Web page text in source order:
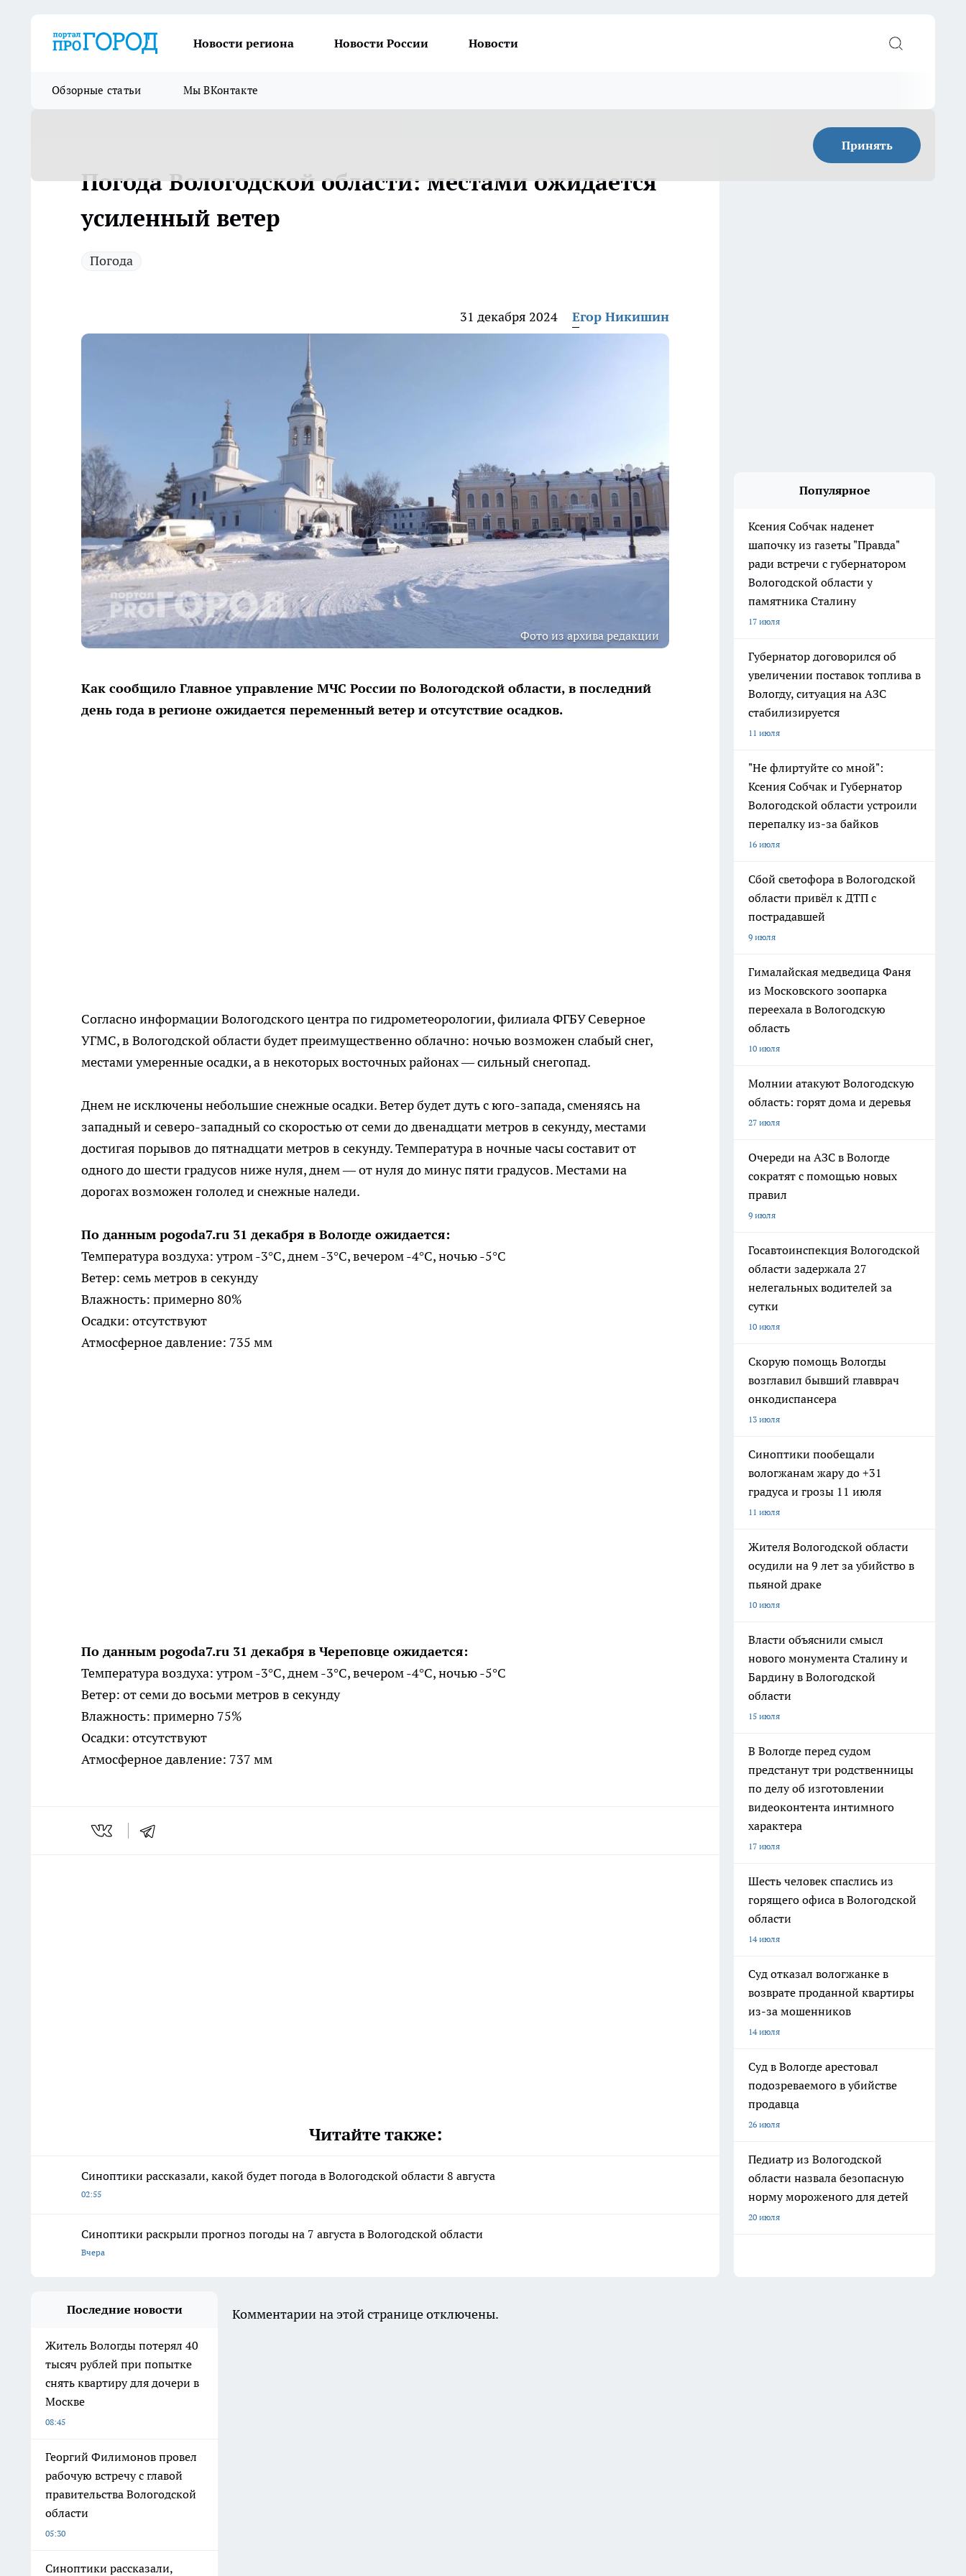
Новости региона Новости России Новости
Обзорные статьи Мы ВКонтакте
Принять
Погода Вологодской области: местами ожидается
усиленный ветер
Погода
31 декабря 2024 Егор Никишин
Фото из архива редакции
Как сообщило Главное управление МЧС России по Вологодской области, в последний
день года в регионе ожидается переменный ветер и отсутствие осадков.
Согласно информации Вологодского центра по гидрометеорологии, филиала ФГБУ Северное
УГМС, в Вологодской области будет преимущественно облачно: ночью возможен слабый снег,
местами умеренные осадки, а в некоторых восточных районах — сильный снегопад.
Днем не исключены небольшие снежные осадки. Ветер будет дуть с юго-запада, сменяясь на
западный и северо-западный со скоростью от семи до двенадцати метров в секунду, местами
достигая порывов до пятнадцати метров в секунду. Температура в ночные часы составит от
одного до шести градусов ниже нуля, днем — от нуля до минус пяти градусов. Местами на
дорогах возможен гололед и снежные наледи.
По данным pogoda7.ru 31 декабря в Вологде ожидается:
Температура воздуха: утром -3°C, днем -3°C, вечером -4°C, ночью -5°C
Ветер: семь метров в секунду
Влажность: примерно 80%
Осадки: отсутствуют
Атмосферное давление: 735 мм
По данным pogoda7.ru 31 декабря в Череповце ожидается:
Температура воздуха: утром -3°C, днем -3°C, вечером -4°C, ночью -5°C
Ветер: от семи до восьми метров в секунду
Влажность: примерно 75%
Осадки: отсутствуют
Атмосферное давление: 737 мм
Читайте также:
Синоптики рассказали, какой будет погода в Вологодской области 8 августа
02:55
Синоптики раскрыли прогноз погоды на 7 августа в Вологодской области
Вчера
Популярное
Ксения Собчак наденет
шапочку из газеты "Правда"
ради встречи с губернатором
Вологодской области у
памятника Сталину
17 июля
Губернатор договорился об
увеличении поставок топлива в
Вологду, ситуация на АЗС
стабилизируется
11 июля
"Не флиртуйте со мной":
Ксения Собчак и Губернатор
Вологодской области устроили
перепалку из-за байков
16 июля
Сбой светофора в Вологодской
области привёл к ДТП с
пострадавшей
9 июля
Гималайская медведица Фаня
из Московского зоопарка
переехала в Вологодскую
область
10 июля
Молнии атакуют Вологодскую
область: горят дома и деревья
27 июля
Очереди на АЗС в Вологде
сократят с помощью новых
правил
9 июля
Госавтоинспекция Вологодской
области задержала 27
нелегальных водителей за
сутки
10 июля
Скорую помощь Вологды
возглавил бывший главврач
онкодиспансера
13 июля
Синоптики пообещали
вологжанам жару до +31
градуса и грозы 11 июля
11 июля
Жителя Вологодской области
осудили на 9 лет за убийство в
пьяной драке
10 июля
Власти объяснили смысл
нового монумента Сталину и
Бардину в Вологодской
области
15 июля
В Вологде перед судом
предстанут три родственницы
по делу об изготовлении
видеоконтента интимного
характера
17 июля
Шесть человек спаслись из
горящего офиса в Вологодской
области
14 июля
Суд отказал вологжанке в
возврате проданной квартиры
из-за мошенников
14 июля
Суд в Вологде арестовал
подозреваемого в убийстве
продавца
26 июля
Педиатр из Вологодской
области назвала безопасную
норму мороженого для детей
20 июля
Последние новости
Житель Вологды потерял 40
тысяч рублей при попытке
снять квартиру для дочери в
Москве
08:45
Георгий Филимонов провел
рабочую встречу с главой
правительства Вологодской
области
05:30
Синоптики рассказали,
Комментарии на этой странице отключены.